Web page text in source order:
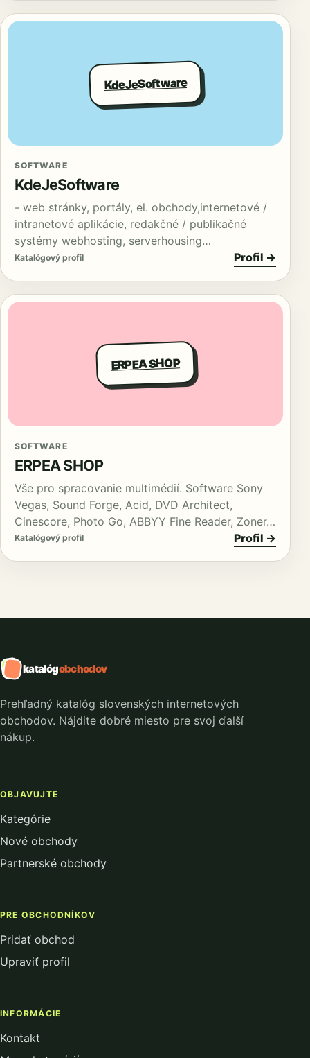
KdeJeSoftware
SOFTWARE
KdeJeSoftware
- web stránky, portály, el. obchody,internetové /
intranetové aplikácie, redakčné / publikačné
systémy webhosting, serverhousing…
Katalógový profil Profil →
ERPEA SHOP
SOFTWARE
ERPEA SHOP
Vše pro spracovanie multimédií. Software Sony
Vegas, Sound Forge, Acid, DVD Architect,
Cinescore, Photo Go, ABBYY Fine Reader, Zoner…
Katalógový profil Profil →
katalógobchodov
Prehľadný katalóg slovenských internetových
obchodov. Nájdite dobré miesto pre svoj ďalší
nákup.
OBJAVUJTE
Kategórie
Nové obchody
Partnerské obchody
PRE OBCHODNÍKOV
Pridať obchod
Upraviť profil
INFORMÁCIE
Kontakt